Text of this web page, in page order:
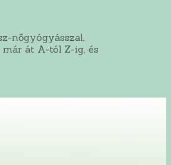
nőgyógyásszal,
át A-tól Z-ig, és